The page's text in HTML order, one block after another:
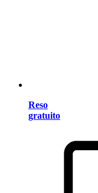
Reso
gratuito